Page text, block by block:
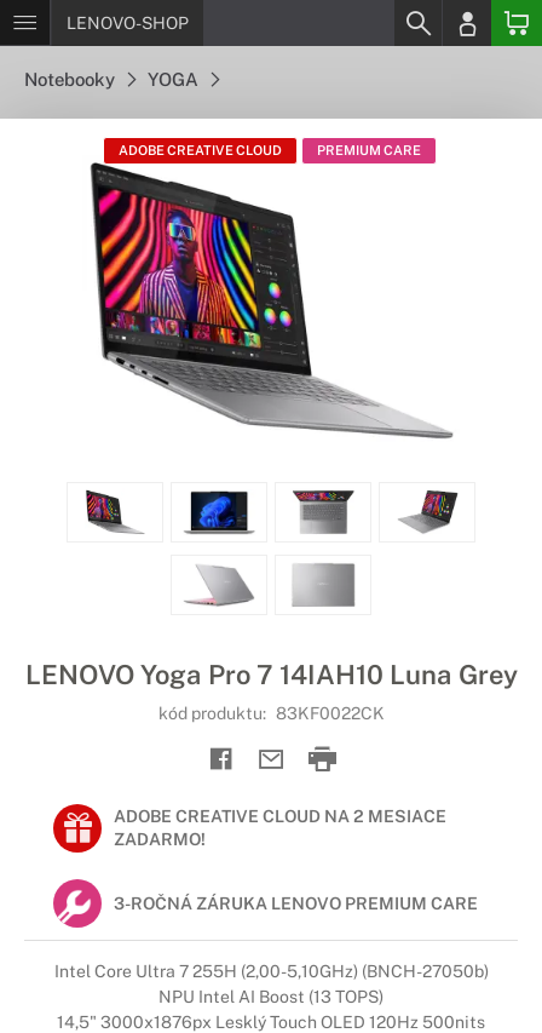
LENOVO-SHOP
Notebooky YOGA
ADOBE CREATIVE CLOUD PREMIUM CARE
LENOVO Yoga Pro 7 14IAH10 Luna Grey
kód produktu: 83KF0022CK
ADOBE CREATIVE CLOUD NA 2 MESIACE
ZADARMO!
3-ROČNÁ ZÁRUKA LENOVO PREMIUM CARE
Intel Core Ultra 7 255H (2,00-5,10GHz) (BNCH-27050b)
NPU Intel AI Boost (13 TOPS)
14,5" 3000x1876px Lesklý Touch OLED 120Hz 500nits